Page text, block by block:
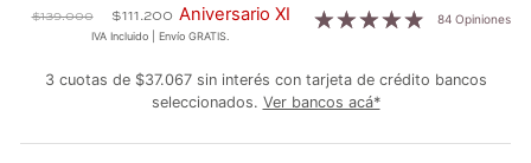
84 Opiniones
Precio
habitual
$139.000
Precio
de
$111.200 Aniversario XI
IVA Incluido | Envío GRATIS.
3 cuotas de $37.067 sin interés con tarjeta de crédito bancos
seleccionados. Ver bancos acá*